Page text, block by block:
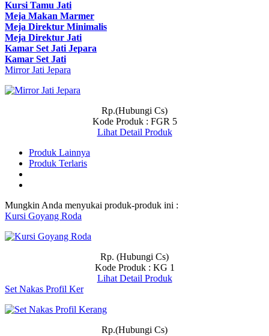
Kursi Tamu Jati
Meja Makan Marmer
Meja Direktur Minimalis
Meja Direktur Jati
Kamar Set Jati Jepara
Kamar Set Jati
Mirror Jati Jepara
Rp.(Hubungi Cs)
Kode Produk : FGR 5
Lihat Detail Produk
Produk Lainnya
Produk Terlaris
Mungkin Anda menyukai produk-produk ini :
Kursi Goyang Roda
Rp. (Hubungi Cs)
Kode Produk : KG 1
Lihat Detail Produk
Set Nakas Profil Ker
Rp.(Hubungi Cs)